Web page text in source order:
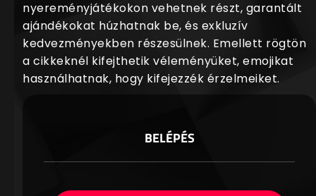
nyereményjátékokon vehetnek részt, garantált
ajándékokat húzhatnak be, és exkluzív
kedvezményekben részesülnek. Emellett rögtön
a cikkeknél kifejthetik véleményüket, emojikat
használhatnak, hogy kifejezzék érzelmeiket.
BELÉPÉS